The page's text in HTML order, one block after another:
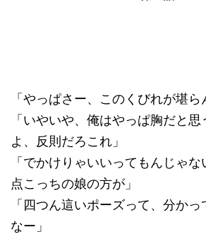
「やっぱさー、このくびれが堪ら
「いやいや、俺はやっぱ胸だと
よ、反則だろこれ」
「でかけりゃいいってもんじゃ
点こっちの娘の方が」
「四つん這いポーズって、分か
なー」